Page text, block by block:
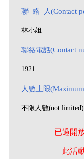
聯 絡 人(Contact
林小姐
聯絡電話(Contact
1921
人數上限
不限人數(not
已過開
此活